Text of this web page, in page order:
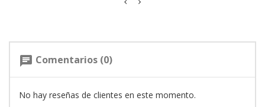
chat Comentarios (0)
No hay reseñas de clientes en este momento.